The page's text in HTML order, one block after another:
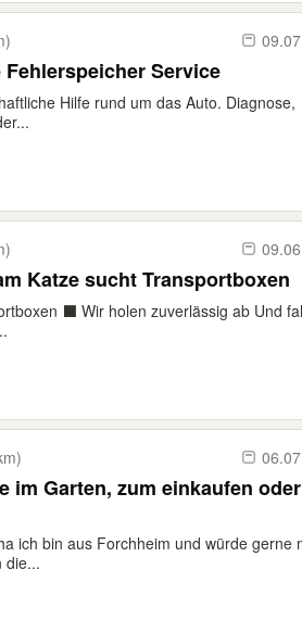
Service
Hilfe rund um das Auto. Diagnose,
Katze sucht Transportboxen
‍⬛ Wir holen zuverlässig ab Und
zum einkaufen oder
ich bin aus Forchheim und würde gerne
die...